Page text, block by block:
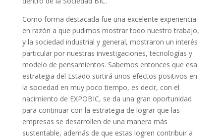
Como forma destacada fue una excelente experiencia
en razón a que pudimos mostrar todo nuestro trabajo,
y la sociedad industrial y general, mostraron un interés
particular por nuestras investigaciones, tecnologías y
modelo de pensamientos. Sabemos entonces que esa
estrategia del Estado surtirá unos efectos positivos en
la sociedad en muy poco tiempo, es decir, con el
nacimiento de EXPOBIC, se da una gran oportunidad
para continuar con la estrategia de lograr que las
empresas se desarrollen de una manera más
sustentable, además de que estas logren contribuir a